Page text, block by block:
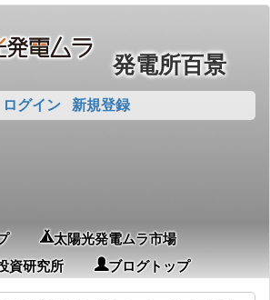
発電所百景
ログイン 新規登録
太陽光発電ムラ市場
資研究所
ブログトップ